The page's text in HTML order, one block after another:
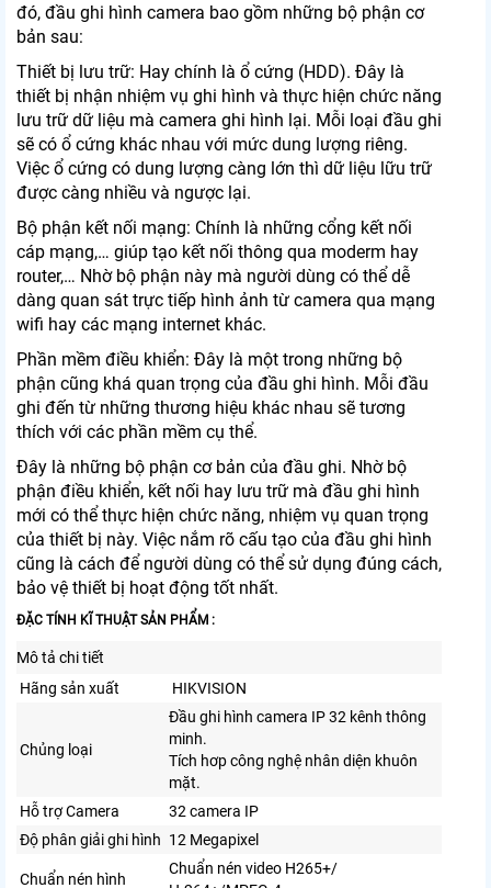
đó, đầu ghi hình camera bao gồm những bộ phận cơ
bản sau:
Thiết bị lưu trữ: Hay chính là ổ cứng (HDD). Đây là
thiết bị nhận nhiệm vụ ghi hình và thực hiện chức năng
lưu trữ dữ liệu mà camera ghi hình lại. Mỗi loại đầu ghi
sẽ có ổ cứng khác nhau với mức dung lượng riêng.
Việc ổ cứng có dung lượng càng lớn thì dữ liệu lữu trữ
được càng nhiều và ngược lại.
Bộ phận kết nối mạng: Chính là những cổng kết nối
cáp mạng,… giúp tạo kết nối thông qua moderm hay
router,… Nhờ bộ phận này mà người dùng có thể dễ
dàng quan sát trực tiếp hình ảnh từ camera qua mạng
wifi hay các mạng internet khác.
Phần mềm điều khiển: Đây là một trong những bộ
phận cũng khá quan trọng của đầu ghi hình. Mỗi đầu
ghi đến từ những thương hiệu khác nhau sẽ tương
thích với các phần mềm cụ thể.
Đây là những bộ phận cơ bản của đầu ghi. Nhờ bộ
phận điều khiển, kết nối hay lưu trữ mà đầu ghi hình
mới có thể thực hiện chức năng, nhiệm vụ quan trọng
của thiết bị này. Việc nắm rõ cấu tạo của đầu ghi hình
cũng là cách để người dùng có thể sử dụng đúng cách,
bảo vệ thiết bị hoạt động tốt nhất.
ĐẶC TÍNH KĨ THUẬT SẢN PHẨM :
Mô tả chi tiết
Hãng sản xuất
HIKVISION
Chủng loại
Đầu ghi hình camera IP 32 kênh thông
minh.
Tích hơp công nghệ nhân diện khuôn
mặt.
Hỗ trợ Camera
32 camera IP
Độ phân giải ghi hình 12 Megapixel
Chuẩn nén hình
Chuẩn nén video H265+/